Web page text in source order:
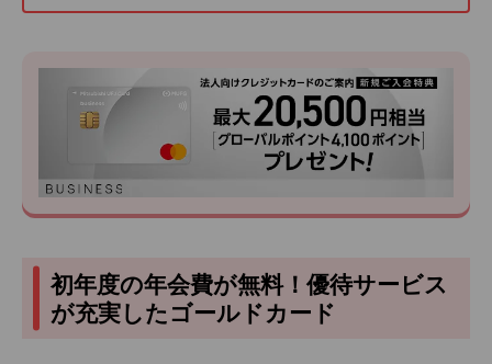
初年度の年会費が無料！優待サービス
が充実したゴールドカード